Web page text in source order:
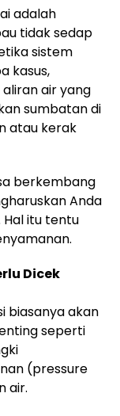
adalah
tidak sedap
sistem
kasus,
air yang
sumbatan di
atau kerak
berkembang
Anda
itu tentu
Dicek
biasanya akan
seperti
(pressure
air.